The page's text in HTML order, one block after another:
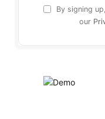
By signing
our